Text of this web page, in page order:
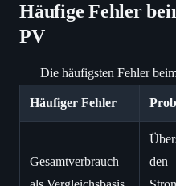
Häufige Fehler
PV
Die häufigsten Fehler
Häufiger Fehler
Gesamtverbrauch
den